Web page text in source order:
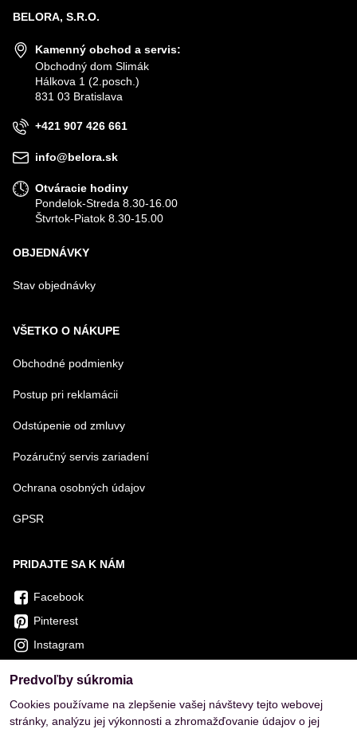
BELORA, S.R.O.
Kamenný obchod a servis:
Obchodný dom Slimák
Hálkova 1 (2.posch.)
831 03 Bratislava
+421 907 426 661
info@belora.sk
Otváracie hodiny
Pondelok-Streda 8.30-16.00
Štvrtok-Piatok 8.30-15.00
OBJEDNÁVKY
Stav objednávky
VŠETKO O NÁKUPE
Obchodné podmienky
Postup pri reklamácii
Odstúpenie od zmluvy
Pozáručný servis zariadení
Ochrana osobných údajov
GPSR
PRIDAJTE SA K NÁM
Facebook
Pinterest
Instagram
Predvoľby súkromia
Cookies používame na zlepšenie vašej návštevy tejto webovej
stránky, analýzu jej výkonnosti a zhromažďovanie údajov o jej